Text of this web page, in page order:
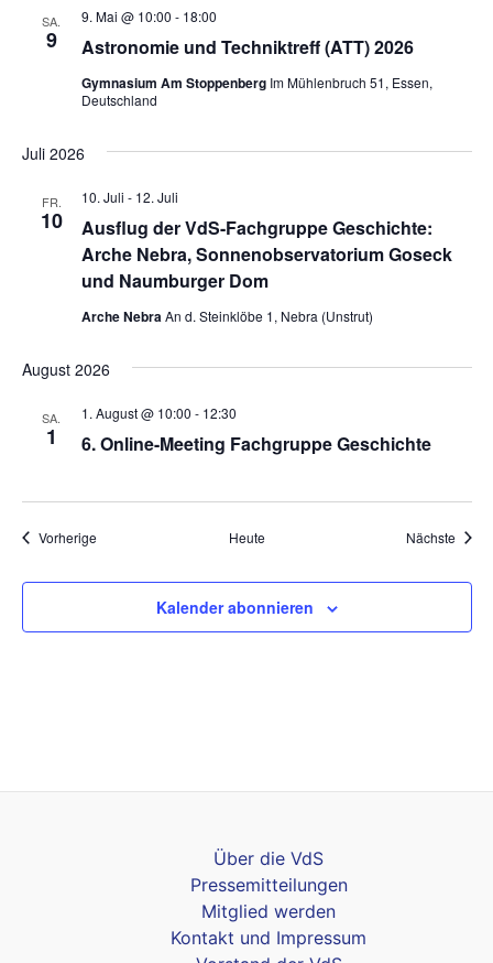
SA.
9 Astronomie und Techniktreff (ATT) 2026
9. Mai @ 10:00 - 18:00
Gymnasium Am Stoppenberg Im Mühlenbruch 51, Essen,
Deutschland
Juli 2026
FR.
10
Ausflug der VdS-Fachgruppe Geschichte:
Arche Nebra, Sonnenobservatorium Goseck
und Naumburger Dom
10. Juli - 12. Juli
Arche NebraAn d. Steinklöbe 1, Nebra (Unstrut)
August 2026
SA.
1 6. Online-Meeting Fachgruppe Geschichte
1. August @ 10:00 - 12:30
VorherigeVeranstaltungen Heute Nächste
Kalender abonnieren
Über die VdS
Pressemitteilungen
Mitglied werden
Kontakt und Impressum